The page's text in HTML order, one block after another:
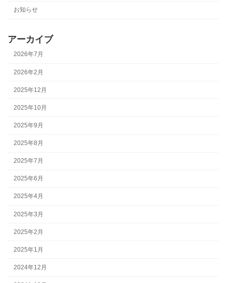
お知らせ
アーカイブ
2026年7月
2026年2月
2025年12月
2025年10月
2025年9月
2025年8月
2025年7月
2025年6月
2025年4月
2025年3月
2025年2月
2025年1月
2024年12月